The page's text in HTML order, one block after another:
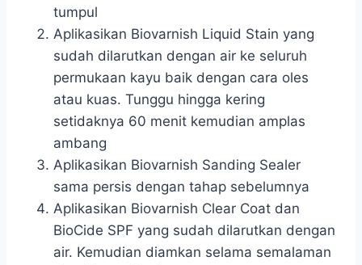
tumpul
Aplikasikan Biovarnish Liquid Stain yang
sudah dilarutkan dengan air ke seluruh
permukaan kayu baik dengan cara oles
atau kuas. Tunggu hingga kering
setidaknya 60 menit kemudian amplas
ambang
Aplikasikan Biovarnish Sanding Sealer
sama persis dengan tahap sebelumnya
Aplikasikan Biovarnish Clear Coat dan
BioCide SPF yang sudah dilarutkan dengan
air. Kemudian diamkan selama semalaman